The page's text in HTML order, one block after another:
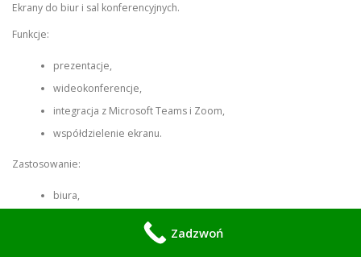
Ekrany do biur i sal konferencyjnych.
Funkcje:
prezentacje,
wideokonferencje,
integracja z Microsoft Teams i Zoom,
współdzielenie ekranu.
Zastosowanie:
biura,
Zadzwoń